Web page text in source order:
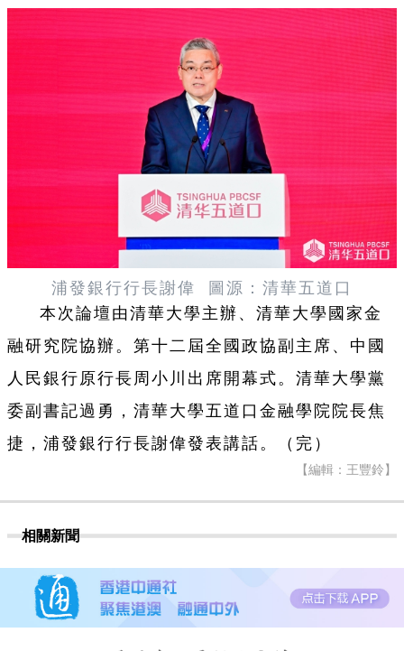
浦發銀行行長謝偉 圖源：清華五道口
本次論壇由清華大學主辦、清華大學國家金
融研究院協辦。第十二屆全國政協副主席、中國
人民銀行原行長周小川出席開幕式。清華大學黨
委副書記過勇，清華大學五道口金融學院院長焦
捷，浦發銀行行長謝偉發表講話。（完）
【編輯：王豐鈴】
相關新聞